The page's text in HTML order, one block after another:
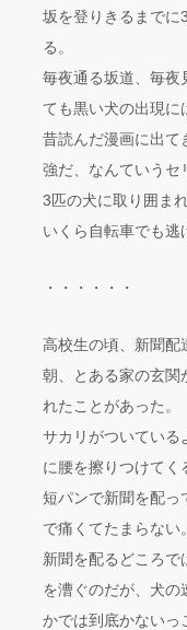
#アイデア #イベント
#日記
坂を登りきるまでに
る。
毎夜通る坂道、毎夜
ても黒い犬の出現に
昔読んだ漫画に出て
強だ、なんていうセ
3匹の犬に取り囲ま
いくら自転車でも逃
・・・・・・
高校生の頃、新聞配
朝、とある家の玄関
れたことがあった。
サカリがついている
に腰を擦りつけてく
短パンで新聞を配っ
で痛くてたまらない。
新聞を配るどころで
を漕ぐのだが、犬の
かでは到底かないっ